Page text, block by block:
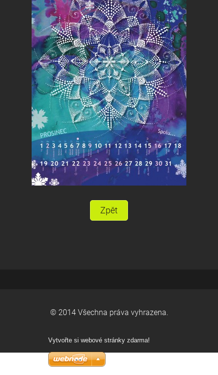
Zpět
© 2014 Všechna práva vyhrazena.
Vytvořte si webové stránky zdarma!